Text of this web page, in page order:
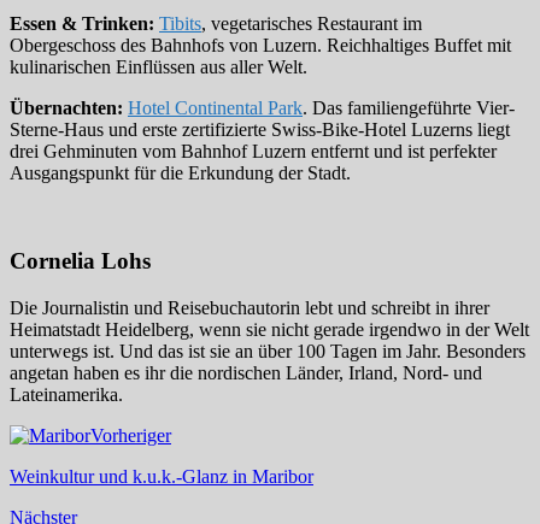
Essen & Trinken: Tibits, vegetarisches Restaurant im
Obergeschoss des Bahnhofs von Luzern. Reichhaltiges Buffet mit
kulinarischen Einflüssen aus aller Welt.
Übernachten: Hotel Continental Park. Das familiengeführte Vier-
Sterne-Haus und erste zertifizierte Swiss-Bike-Hotel Luzerns liegt
drei Gehminuten vom Bahnhof Luzern entfernt und ist perfekter
Ausgangspunkt für die Erkundung der Stadt.
Cornelia Lohs
Die Journalistin und Reisebuchautorin lebt und schreibt in ihrer
Heimatstadt Heidelberg, wenn sie nicht gerade irgendwo in der Welt
unterwegs ist. Und das ist sie an über 100 Tagen im Jahr. Besonders
angetan haben es ihr die nordischen Länder, Irland, Nord- und
Lateinamerika.
Vorheriger
Weinkultur und k.u.k.-Glanz in Maribor
Nächster